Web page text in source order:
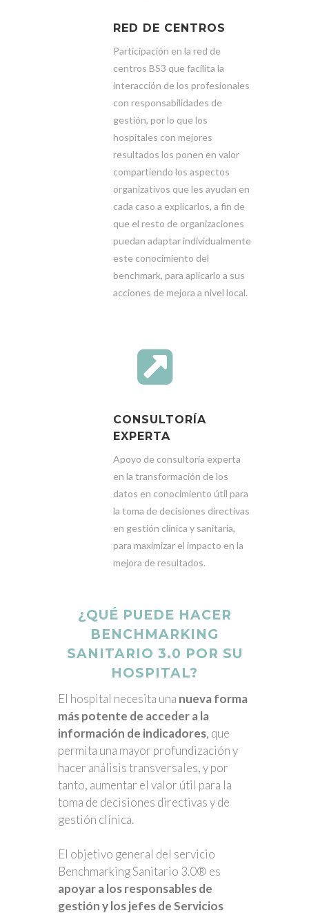
RED DE CENTROS
Participación en la red de
centros BS3 que facilita la
interacción de los profesionales
con responsabilidades de
gestión, por lo que los
hospitales con mejores
resultados los ponen en valor
compartiendo los aspectos
organizativos que les ayudan en
cada caso a explicarlos, a fin de
que el resto de organizaciones
puedan adaptar individualmente
este conocimiento del
benchmark, para aplicarlo a sus
acciones de mejora a nivel local.
CONSULTORÍA
EXPERTA
Apoyo de consultoría experta
en la transformación de los
datos en conocimiento útil para
la toma de decisiones directivas
en gestión clínica y sanitaria,
para maximizar el impacto en la
mejora de resultados.
¿QUÉ PUEDE HACER
BENCHMARKING
SANITARIO 3.0 POR SU
HOSPITAL?
El hospital necesita una nueva forma
más potente de acceder a la
información de indicadores, que
permita una mayor profundización y
hacer análisis transversales, y por
tanto, aumentar el valor útil para la
toma de decisiones directivas y de
gestión clínica.
El objetivo general del servicio
Benchmarking Sanitario 3.0® es
apoyar a los responsables de
gestión y los jefes de Servicios